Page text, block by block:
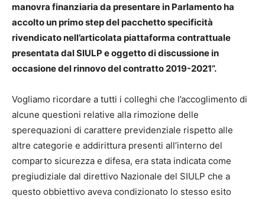
manovra finanziaria da presentare in Parlamento ha
accolto un primo step del pacchetto specificità
rivendicato nell’articolata piattaforma contrattuale
presentata dal SIULP e oggetto di discussione in
occasione del rinnovo del contratto 2019-2021”.
Vogliamo ricordare a tutti i colleghi che l’accoglimento di
alcune questioni relative alla rimozione delle
sperequazioni di carattere previdenziale rispetto alle
altre categorie e addirittura presenti all’interno del
comparto sicurezza e difesa, era stata indicata come
pregiudiziale dal direttivo Nazionale del SIULP che a
questo obbiettivo aveva condizionato lo stesso esito